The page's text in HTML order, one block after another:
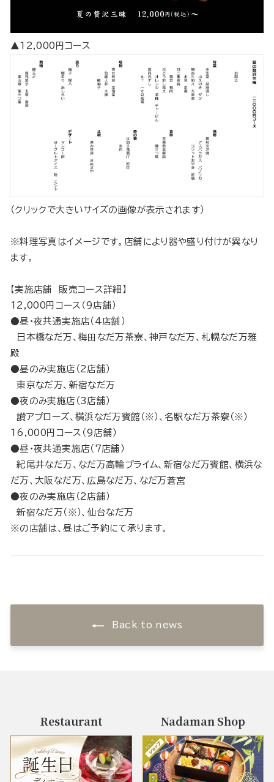
▲12,000円コース
（クリックで大きいサイズの画像が表示されます）
※料理写真はイメージです。店舗により器や盛り付けが異なり
ます。
【実施店舗 販売コース詳細】
12,000円コース（9店舗）
●昼・夜共通実施店（4店舗）
日本橋なだ万、梅田なだ万茶寮、神戸なだ万、札幌なだ万雅
殿
●昼のみ実施店（2店舗）
東京なだ万、新宿なだ万
●夜のみ実施店（3店舗）
讃アプローズ、横浜なだ万賓館（※）、名駅なだ万茶寮（※）
16,000円コース（9店舗）
●昼・夜共通実施店（7店舗）
紀尾井なだ万、なだ万高輪プライム、新宿なだ万賓館、横浜な
だ万、大阪なだ万、広島なだ万、なだ万蒼宮
●夜のみ実施店（2店舗）
新宿なだ万（※）、仙台なだ万
※の店舗は、昼はご予約にて承ります。
Back to news
Restaurant Nadaman Shop